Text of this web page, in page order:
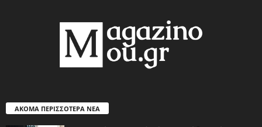
ΑΚΟΜΑ ΠΕΡΙΣΣΟΤΕΡΑ ΝΕΑ